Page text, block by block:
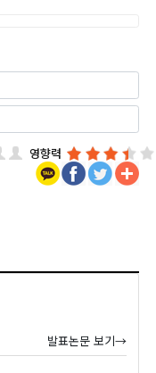
영향력
발표논문 보기→